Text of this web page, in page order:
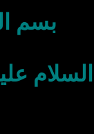
بسم
السلام